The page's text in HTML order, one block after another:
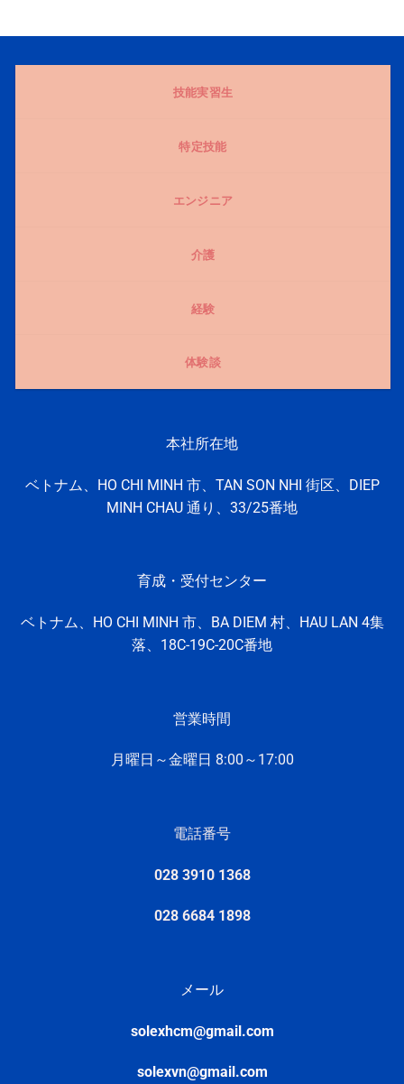
技能実習生
特定技能
エンジニア
介護
経験
体験談
本社所在地
ベトナム、HO CHI MINH 市、TAN SON NHI 街区、DIEP
MINH CHAU 通り、33/25番地
育成・受付センター
ベトナム、HO CHI MINH 市、 BA DIEM 村、
HAU LAN 4集
落、 18C-19C-20C番地
営業時間
月曜日～金曜日 8:00～17:00
電話番号
028 3910 1368
028 6684 1898
メール
solexhcm@gmail.com
solexvn@gmail.com